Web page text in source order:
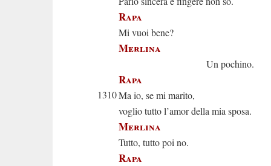
Rapa
Mi vuoi bene?
Merlina
Un pochino.
Rapa
1310Ma io, se mi marito,
voglio tutto l’amor della mia sposa.
Merlina
Tutto, tutto poi no.
Rapa